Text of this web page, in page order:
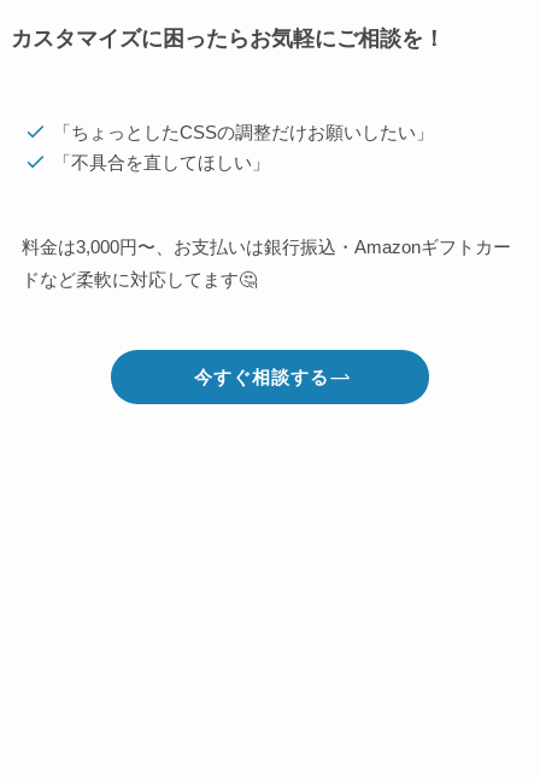
カスタマイズに困ったらお気軽にご相談を！
「ちょっとしたCSSの調整だけお願いしたい」
「不具合を直してほしい」
料金は3,000円〜、お支払いは銀行振込・Amazonギフトカー
ドなど柔軟に対応してます🤔
今すぐ相談する